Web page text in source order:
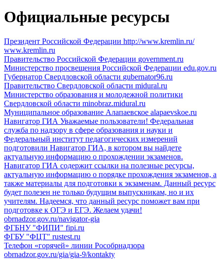
Официальные ресурсы
Президент Российской Федерации http://www.kremlin.ru/
www.kremlin.ru
Правительство Российской Федерации government.ru
Министерство просвещения Российской Федерации edu.gov.ru
Губернатор Свердловской области gubernator96.ru
Правительство Свердловской области midural.ru
Министерство образования и молодежной политики
Свердловской области minobraz.midural.ru
Муниципальное образование Алапаевское alapaevskoe.ru
Навигатор ГИА Уважаемые пользователи! Федеральная
служба по надзору в сфере образования и науки и
Федеральный институт педагогических измерений
подготовили Навигатор ГИА, в котором вы найдете
актуальную информацию о прохождении экзаменов.
Навигатор ГИА содержит ссылки на полезные ресурсы,
актуальную информацию о порядке прохождения экзаменов, а
также материалы для подготовки к экзаменам. Данный ресурс
будет полезен не только будущим выпускникам, но и их
учителям. Надеемся, что данный ресурс поможет вам при
подготовке к ОГЭ и ЕГЭ. Желаем удачи!
obrnadzor.gov.ru/navigator-gia
ФГБНУ "ФИПИ" fipi.ru
ФГБУ "ФЦТ" rustest.ru
Телефон «горячей» линии Рособрнадзора
obrnadzor.gov.ru/gia/gia-9/kontakty